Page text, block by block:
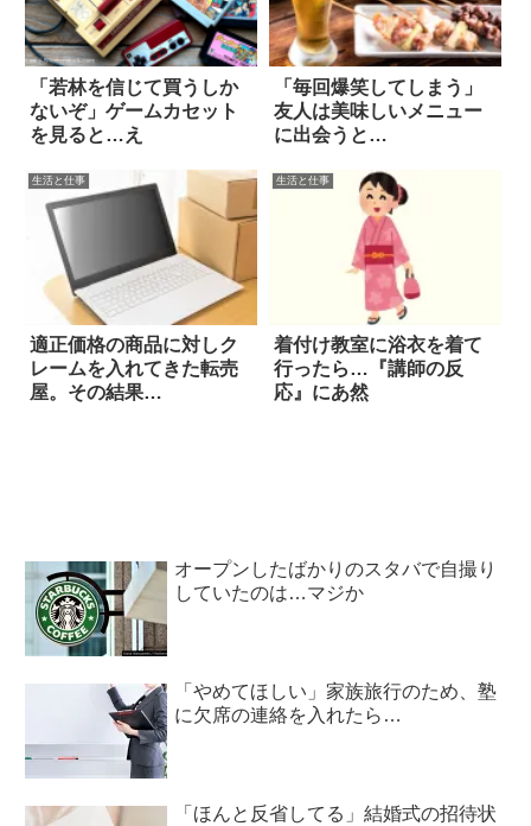
「若林を信じて買うしか
ないぞ」ゲームカセット
を見ると…え
「毎回爆笑してしまう」
友人は美味しいメニュー
に出会うと…
生活と仕事
適正価格の商品に対しク
レームを入れてきた転売
屋。その結果…
生活と仕事
着付け教室に浴衣を着て
行ったら…『講師の反
応』にあ然
オープンしたばかりのスタバで自撮り
していたのは…マジか
「やめてほしい」家族旅行のため、塾
に欠席の連絡を入れたら…
「ほんと反省してる」結婚式の招待状